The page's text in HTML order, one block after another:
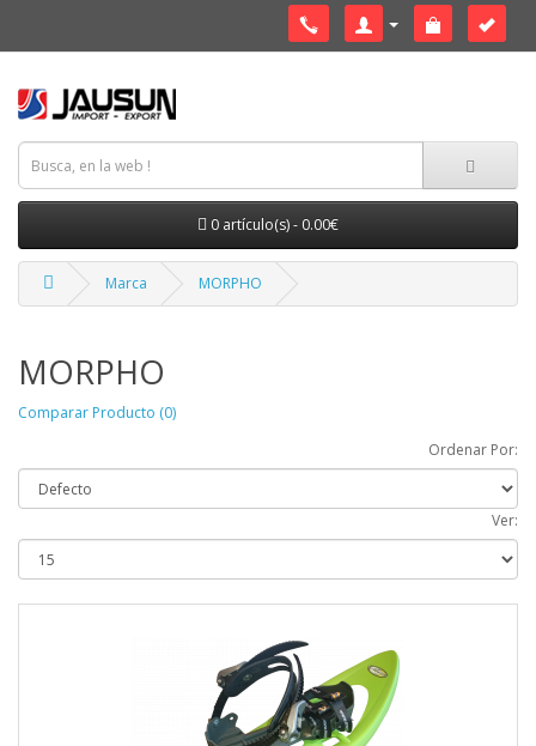
0 artículo(s) - 0.00€
Marca MORPHO
MORPHO
Comparar Producto (0)
Ordenar Por:
Ver: